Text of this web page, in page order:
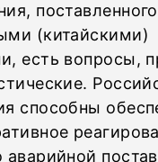
поставленного
(китайскими)
есть вопросы,
способны
аварийной